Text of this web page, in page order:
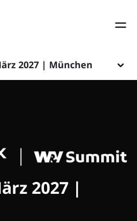
2027 | München
2027 |